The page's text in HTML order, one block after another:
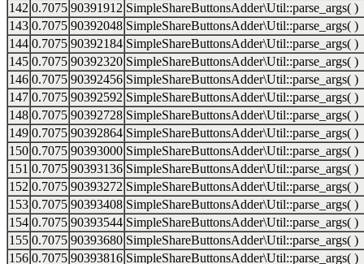
142 0.7075 90391912 SimpleShareButtonsAdder\Util::parse_args( )
143 0.7075 90392048 SimpleShareButtonsAdder\Util::parse_args( )
144 0.7075 90392184 SimpleShareButtonsAdder\Util::parse_args( )
145 0.7075 90392320 SimpleShareButtonsAdder\Util::parse_args( )
146 0.7075 90392456 SimpleShareButtonsAdder\Util::parse_args( )
147 0.7075 90392592 SimpleShareButtonsAdder\Util::parse_args( )
148 0.7075 90392728 SimpleShareButtonsAdder\Util::parse_args( )
149 0.7075 90392864 SimpleShareButtonsAdder\Util::parse_args( )
150 0.7075 90393000 SimpleShareButtonsAdder\Util::parse_args( )
151 0.7075 90393136 SimpleShareButtonsAdder\Util::parse_args( )
152 0.7075 90393272 SimpleShareButtonsAdder\Util::parse_args( )
153 0.7075 90393408 SimpleShareButtonsAdder\Util::parse_args( )
154 0.7075 90393544 SimpleShareButtonsAdder\Util::parse_args( )
155 0.7075 90393680 SimpleShareButtonsAdder\Util::parse_args( )
156 0.7075 90393816 SimpleShareButtonsAdder\Util::parse_args( )